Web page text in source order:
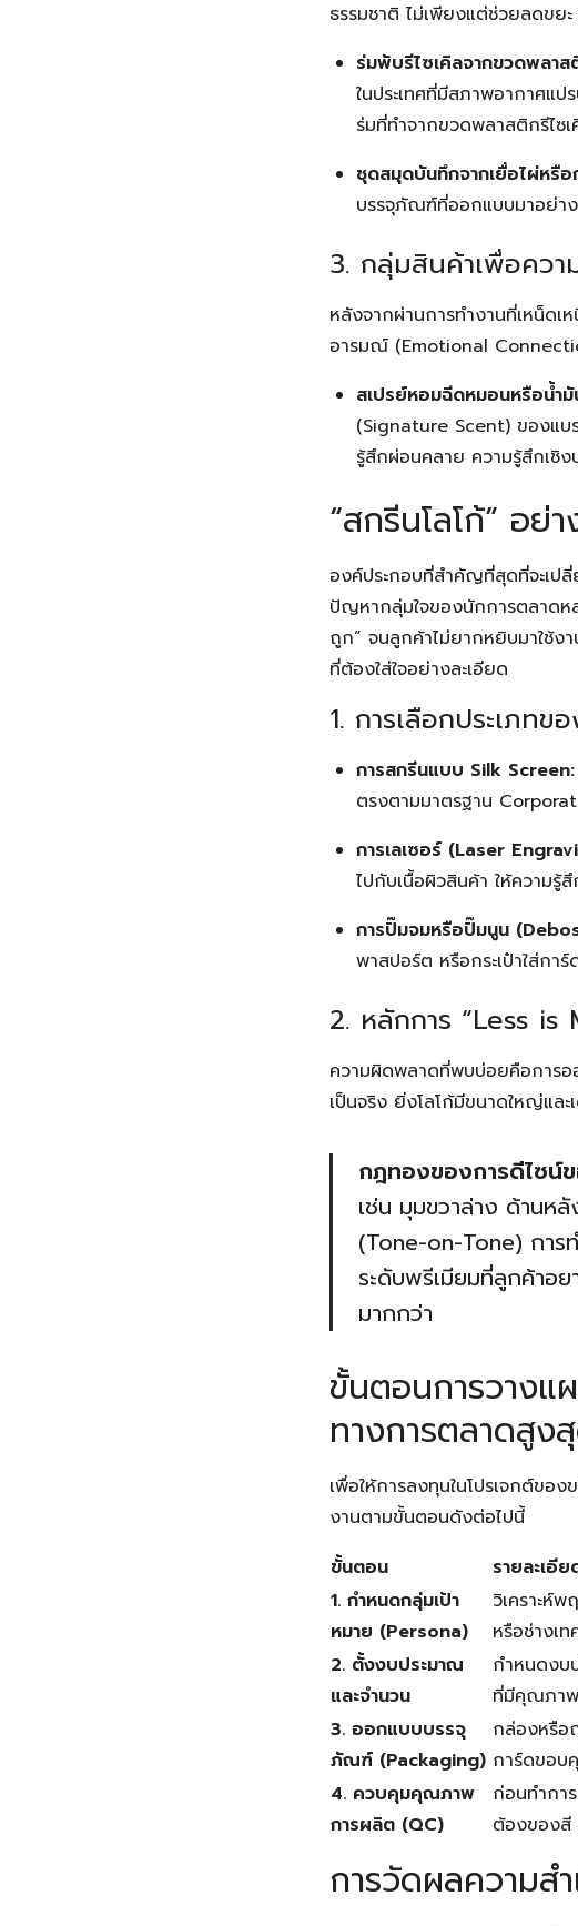
ธรรมชาติ ไม่เพียงแต่ช่วยลดข
ร่มพับรีไซเคิลจากขวดพลา
ในประเทศที่มีสภาพอากาศแ
ร่มที่ทำจากขวดพลาสติกรีไซ
ชุดสมุดบันทึกจากเยื่อไผ่หรือ
บรรจุภัณฑ์ที่ออกแบบมาอย่า
3. กลุ่มสินค้าเพื่อคว
หลังจากผ่านการทำงานที่เหน็ดเ
อารมณ์ (Emotional
สเปรย์หอมฉีดหมอนหรือน้ำ
(Signature Scent) ของแบ
รู้สึกผ่อนคลาย ความรู้สึกเชิ
“สกรีนโลโก้” อย่
องค์ประกอบที่สำคัญที่สุดที่จะเป
ปัญหากลุ่มใจของนักการตลาดห
ถูก” จนลูกค้าไม่ยากหยิบมาใช้ง
ที่ต้องใส่ใจอย่างละเอียด
1. การเลือกประเภทข
การสกรีนแบบ Silk Screen:
ตรงตามมาตรฐาน
การเลเซอร์ (Laser
ไปกับเนื้อผิวสินค้า ให้ความ
การปั๊มจมหรือปั๊มนูน
พาสปอร์ต หรือกระเป๋าใส่กา
2. หลักการ “Less
ความผิดพลาดที่พบบ่อยคือการออ
เป็นจริง ยิ่งโลโก้มีขนาดใหญ่แล
กฎทองของการดีไซน์
เช่น มุมขวาล่าง ด้านห
(Tone-on-Tone) การ
ระดับพรีเมียมที่ลูกค้าอ
มากกว่า
ขั้นตอนการวาง
ทางการตลาดสูง
เพื่อให้การลงทุนในโปรเจกต์ขอ
งานตามขั้นตอนดังต่อไปนี้
ขั้นตอน
รายละเอี
1. กำหนดกลุ่มเป้า
หมาย (Persona)
วิเคราะห์
หรือช่างเ
2. ตั้งงบประมาณ
และจำนวน
กำหนดงบ
ที่มีคุณภา
3. ออกแบบบรรจุ
ภัณฑ์ (Packaging)
กล่องหรือ
การ์ดขอบ
4. ควบคุมคุณภาพ
การผลิต (QC)
ก่อนทำกา
ต้องของสี
การวัดผลความส